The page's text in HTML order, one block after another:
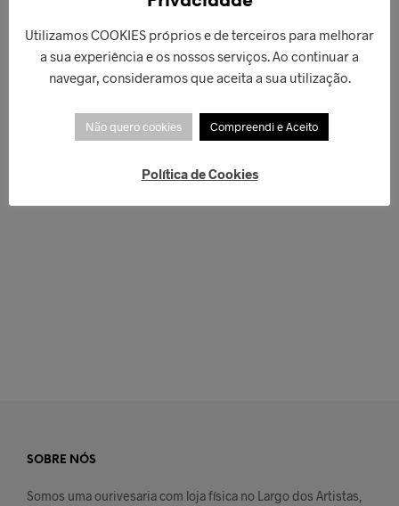
SOBRE NÓS
Somos uma ourivesaria com loja física no Largo dos Artistas,
Utilizamos COOKIES próprios e de terceiros para melhorar
a sua experiência e os nossos serviços. Ao continuar a
navegar, consideramos que aceita a sua utilização.
Não quero cookies Compreendi e Aceito
Política de Cookies